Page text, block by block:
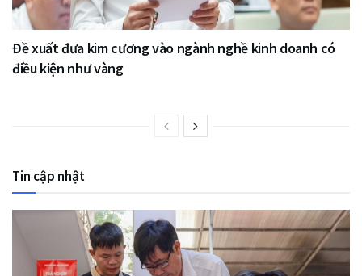
Đề xuất đưa kim cương vào ngành nghề kinh doanh có
điều kiện như vàng
Tin cập nhật